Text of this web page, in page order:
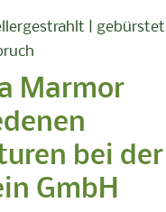
| gebürstet
Marmor
bei der
GmbH